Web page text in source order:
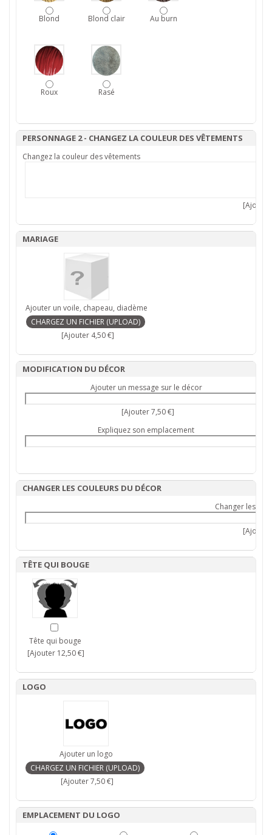
Blond Blond clair Au burn
Roux Rasé
PERSONNAGE 2 - CHANGEZ LA COULEUR DES VÊTEMENTS
Changez la couleur des vêtements
MARIAGE
Ajouter un voile, chapeau, diadème
[Ajouter 4,50 €]
MODIFICATION DU DÉCOR
Ajouter un message sur le décor
[Ajouter 7,50 €]
Expliquez son emplacement
CHANGER LES COULEURS DU DÉCOR
Changer les
TÊTE QUI BOUGE
Tête qui bouge
[Ajouter 12,50 €]
LOGO
Ajouter un logo
[Ajouter 7,50 €]
EMPLACEMENT DU LOGO